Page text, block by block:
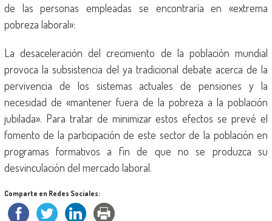
de las personas empleadas se encontraría en «extrema
pobreza laboral»:
La desaceleración del crecimiento de la población mundial
provoca la subsistencia del ya tradicional debate acerca de la
pervivencia de los sistemas actuales de pensiones y la
necesidad de «mantener fuera de la pobreza a la población
jubilada». Para tratar de minimizar estos efectos se prevé el
fomento de la participación de este sector de la población en
programas formativos a fin de que no se produzca su
desvinculación del mercado laboral.
Comparte en Redes Sociales: